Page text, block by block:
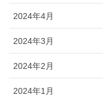
2024年4月
2024年3月
2024年2月
2024年1月